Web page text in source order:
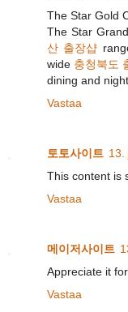
The Star Gold
The Star
산 출장샵
wide 충청북도
dining and
Vastaa
토토사이트 13.
This content is
Vastaa
메이저사이트
Appreciate it
Vastaa